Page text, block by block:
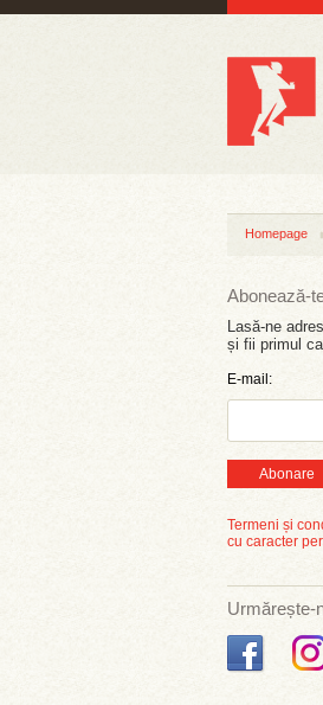
Homepage
Abonează-
Lasă-ne
și fii primul
E-mail:
Abonare
Termeni și
cu caracter
Urmărește-